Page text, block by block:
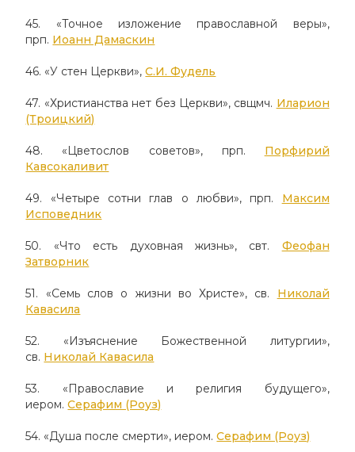
45. «Точное изложение православной веры»,
прп. Иоанн Дамаскин
46. «У стен Церкви»,С.И. Фудель
47. «Христианства нет без Церкви», свщмч. Иларион
(Троицкий)
48. «Цветослов советов», прп. Порфирий
Кавсокаливит
49. «Четыре сотни глав о любви», прп. Максим
Исповедник
50. «Что есть духовная жизнь», свт. Феофан
Затворник
51. «Семь слов о жизни во Христе», св. Николай
Кавасила
52. «Изъяснение Божественной литургии»,
св. Николай Кавасила
53. «Православие и религия будущего»,
иером.Серафим (Роуз)
54. «Душа после смерти», иером.Серафим (Роуз)